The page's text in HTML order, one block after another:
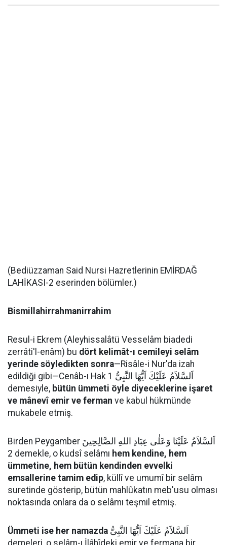
(Bediüzzaman Said Nursi Hazretlerinin EMİRDAĞ
LAHİKASI-2 eserinden bölümler.)
Bismillahirrahmanirrahim
Resul-i Ekrem (Aleyhissalâtü Vesselâm biadedi
zerrâti'l-enâm) bu dört kelimât-ı cemileyi selâm
yerinde söyledikten sonra—Risâle-i Nur'da izah
edildiği gibi—Cenâb-ı Hak اَلسَّلاَمُ عَلَيْكَ اَيُّهَا النَّبِىُّ 1
demesiyle, bütün ümmeti öyle diyeceklerine işaret
ve mânevî emir ve ferman ve kabul hükmünde
mukabele etmiş.
Birden Peygamber اَلسَّلاَمُ عَلَيْنَا وَعَلٰى عِبَادِ اللهِ الصَّالِحِينَ
2 demekle, o kudsî selâmı hem kendine, hem
ümmetine, hem bütün kendinden evvelki
emsallerine tamim edip, küllî ve umumî bir selâm
suretinde gösterip, bütün mahlûkatın meb'usu olması
noktasında onlara da o selâmı teşmil etmiş.
Ümmeti ise her namazda
demeleri, o selâm-ı İlâhîdeki emir ve fermana bir